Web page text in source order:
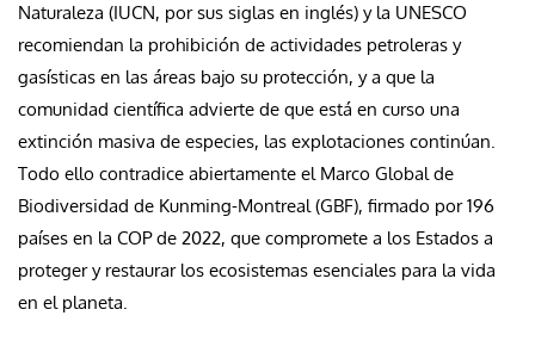
Naturaleza (IUCN, por sus siglas en inglés) y la UNESCO
recomiendan la prohibición de actividades petroleras y
gasísticas en las áreas bajo su protección, y a que la
comunidad científica advierte de que está en curso una
extinción masiva de especies, las explotaciones continúan.
Todo ello contradice abiertamente el Marco Global de
Biodiversidad de Kunming-Montreal (GBF), firmado por 196
países en la COP de 2022, que compromete a los Estados a
proteger y restaurar los ecosistemas esenciales para la vida
en el planeta.